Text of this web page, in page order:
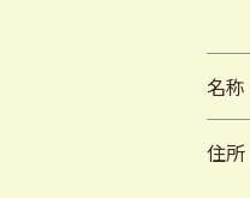
名称
住所